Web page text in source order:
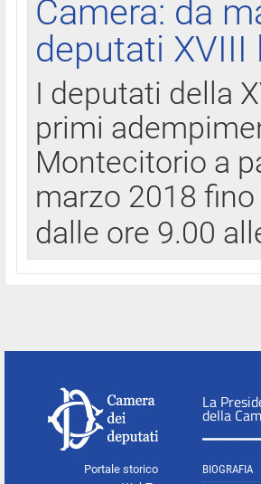
Camera: da
deputati XVIII
I deputati della
primi
Montecitorio a
marzo 2018
dalle ore 9.00
Portale storico
La
della
BIOGRAFIA